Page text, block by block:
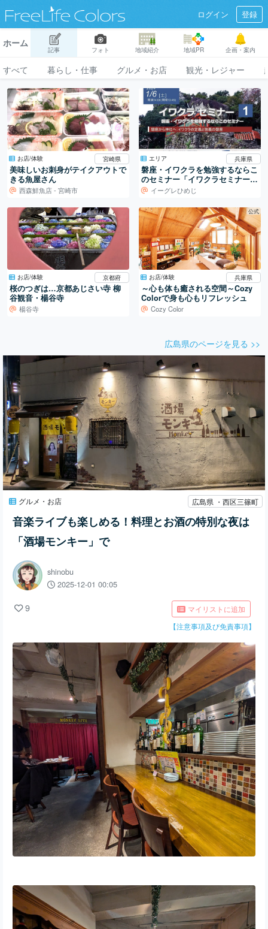
ログイン 登録
ホーム
記事 フォト 地域紹介 地域PR 企画・案内
すべて 暮らし・仕事 グルメ・お店 観光・レジャー
お店/体験 宮崎県
美味しいお刺身がテイクアウトで
きる魚屋さん
西森鮮魚店 - 宮崎市
エリア 兵庫県
磐座・イワクラを勉強するならこ
のセミナー「イワクラセミナー
1」開催
イーグレひめじ
お店/体験 京都府
桜のつぎは…京都あじさい寺 柳
谷観音・楊谷寺
楊谷寺
公式
お店/体験 兵庫県
～心も体も癒される空間～Cozy
Colorで身も心もリフレッシュ
Cozy Color
広島県のページを見る >>
グルメ・お店 広島県 ・西区三篠町
音楽ライブも楽しめる！料理とお酒の特別な夜は
「酒場モンキー」で
shinobu
2025-12-01 00:05
9
マイリストに追加
【注意事項及び免責事項】